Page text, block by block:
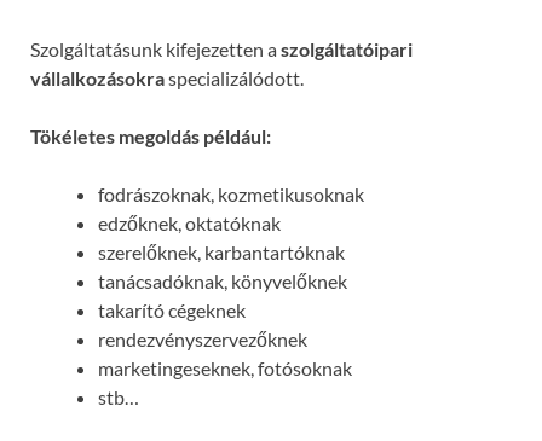
Szolgáltatásunk kifejezetten aszolgáltatóipari
vállalkozásokraspecializálódott.
Tökéletes megoldás például:
fodrászoknak, kozmetikusoknak
edzőknek, oktatóknak
szerelőknek, karbantartóknak
tanácsadóknak, könyvelőknek
takarító cégeknek
rendezvényszervezőknek
marketingeseknek, fotósoknak
stb…